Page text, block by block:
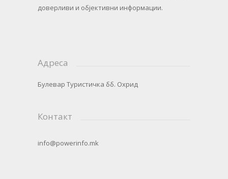
доверливи и објективни информации.
Адреса
Булевар Туристичка бб. Охрид
Контакт
info@powerinfo.mk